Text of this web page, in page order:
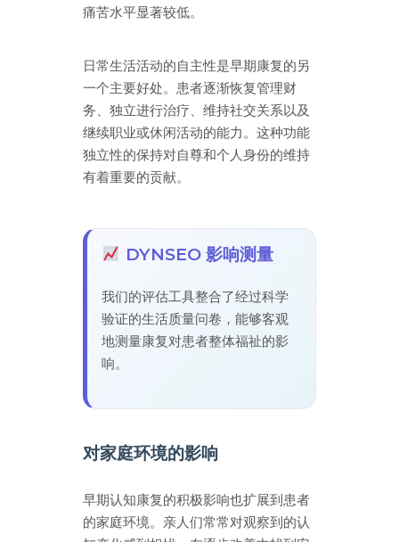
痛苦水平显著较低。
日常生活活动的自主性是早期康复的另
一个主要好处。患者逐渐恢复管理财
务、独立进行治疗、维持社交关系以及
继续职业或休闲活动的能力。这种功能
独立性的保持对自尊和个人身份的维持
有着重要的贡献。
DYNSEO 影响测量
我们的评估工具整合了经过科学
验证的生活质量问卷，能够客观
地测量康复对患者整体福祉的影
响。
对家庭环境的影响
早期认知康复的积极影响也扩展到患者
的家庭环境。亲人们常常对观察到的认